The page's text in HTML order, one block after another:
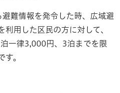
難情報を発令した時、広域避
用した区民の方に対して、
一律3,000円、3泊までを限
す。